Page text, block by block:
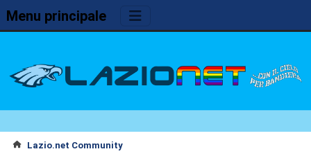
Menu principale
Lazio.net Community